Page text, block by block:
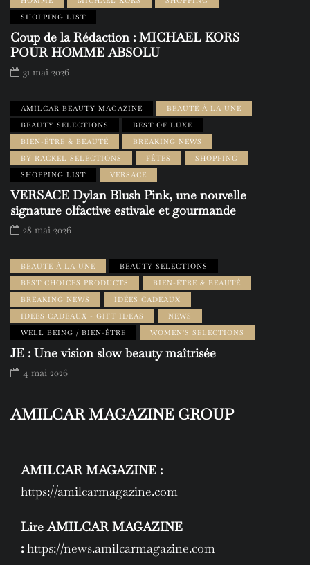
SHOPPING LIST
Coup de la Rédaction : MICHAEL KORS
POUR HOMME ABSOLU
31 mai 2026
AMILCAR BEAUTY MAGAZINE
BEAUTÉ À LA UNE
BEAUTY SELECTIONS
BEST OF LUXE
BIEN-ÊTRE & BEAUTÉ
BREAKING NEWS
BY RACKEL SELECTIONS
FÊTES
SHOPPING
SHOPPING LIST
VERSACE
VERSACE Dylan Blush Pink, une nouvelle
signature olfactive estivale et gourmande
28 mai 2026
BEAUTÉ À LA UNE
BEAUTY SELECTIONS
BEST CHOICES PRODUCTS
BIEN-ÊTRE & BEAUTÉ
BREAKING NEWS
IDÉES CADEAUX
IDÉES CADEAUX - GIFT IDEAS
NEWS
WELL BEING / BIEN-ÊTRE
WOMEN'S SELECTIONS
JE : Une vision slow beauty maîtrisée
4 mai 2026
AMILCAR MAGAZINE GROUP
AMILCAR MAGAZINE :
https://amilcarmagazine.com
Lire AMILCAR MAGAZINE
: https://news.amilcarmagazine.com